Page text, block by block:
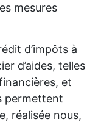
mesures
d’impôts à
d’aides, telles
et
permettent
réalisée nous,